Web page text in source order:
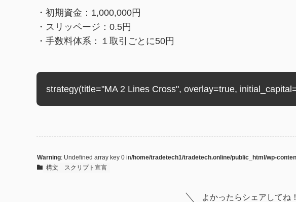
・初期資金：1,000,000円
・スリッページ：0.5円
・手数料体系：１取引ごとに50円
strategy(title="MA 2 Lines Cross", overlay=true,
Warning: Undefined array key 0 in/home/tradetech1/tradetech.online/public_html/wp-
構文
スクリプト宣言
よかったらシェアしてね！